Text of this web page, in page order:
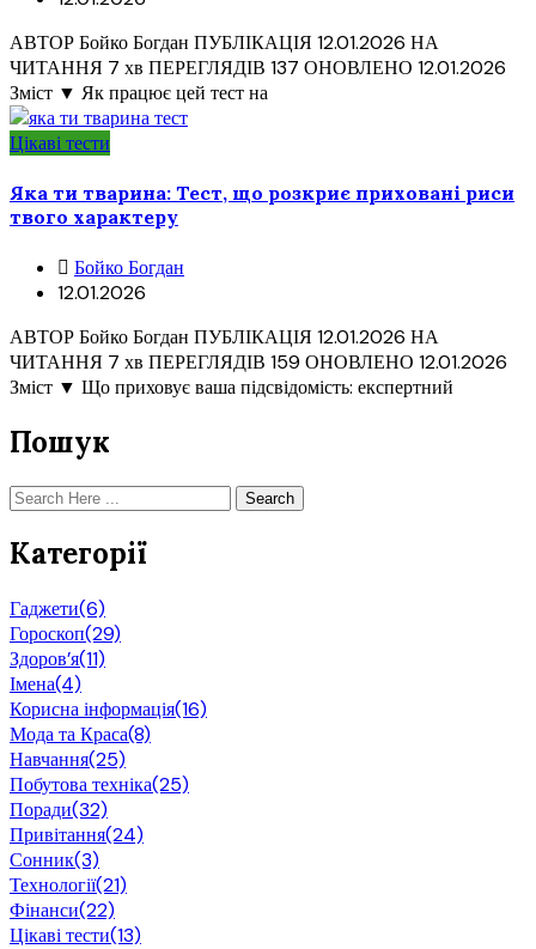
АВТОР Бойко Богдан ПУБЛІКАЦІЯ 12.01.2026 НА
ЧИТАННЯ 7 хв ПЕРЕГЛЯДІВ 137 ОНОВЛЕНО 12.01.2026
Зміст ▼ Як працює цей тест на
Цікаві тести
Яка ти тварина: Тест, що розкриє приховані риси
твого характеру
Бойко Богдан
12.01.2026
АВТОР Бойко Богдан ПУБЛІКАЦІЯ 12.01.2026 НА
ЧИТАННЯ 7 хв ПЕРЕГЛЯДІВ 159 ОНОВЛЕНО 12.01.2026
Зміст ▼ Що приховує ваша підсвідомість: експертний
Пошук
Search
Категорії
Гаджети(6)
Гороскоп(29)
Здоров’я(11)
Імена(4)
Корисна інформація(16)
Мода та Краса(8)
Навчання(25)
Побутова техніка(25)
Поради(32)
Привітання(24)
Сонник(3)
Технології(21)
Фінанси(22)
Цікаві тести(13)